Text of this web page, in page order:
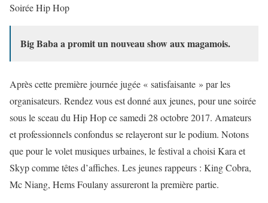
Soirée Hip Hop
Big Baba a promit un nouveau show aux magamois.
Après cette première journée jugée « satisfaisante » par les
organisateurs. Rendez vous est donné aux jeunes, pour une soirée
sous le sceau du Hip Hop ce samedi 28 octobre 2017. Amateurs
et professionnels confondus se relayeront sur le podium. Notons
que pour le volet musiques urbaines, le festival a choisi Kara et
Skyp comme têtes d’affiches. Les jeunes rappeurs : King Cobra,
Mc Niang, Hems Foulany assureront la première partie.